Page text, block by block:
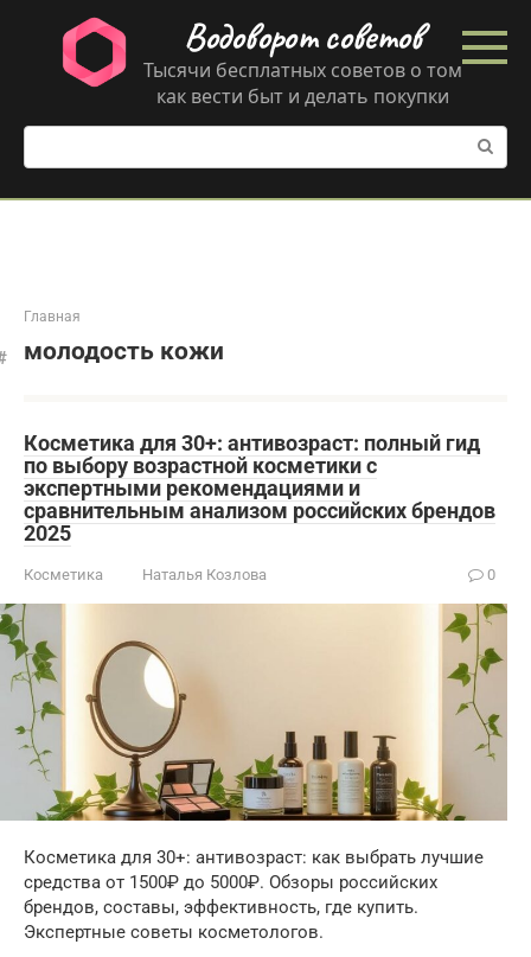
контенту
Водоворот советов
Тысячи бесплатных советов о том
как вести быт и делать покупки
Поиск:
Главная
молодость кожи
Косметика для 30+: антивозраст: полный гид
по выбору возрастной косметики с
экспертными рекомендациями и
сравнительным анализом российских брендов
2025
Косметика Наталья Козлова 0
Косметика для 30+: антивозраст: как выбрать лучшие
средства от 1500₽ до 5000₽. Обзоры российских
брендов, составы, эффективность, где купить.
Экспертные советы косметологов.